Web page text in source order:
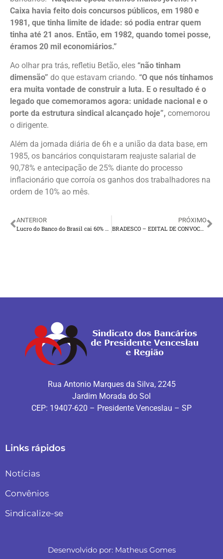
Caixa havia feito dois concursos públicos, em 1980 e
1981, que tinha limite de idade: só podia entrar quem
tinha até 21 anos. Então, em 1982, quando tomei posse,
éramos 20 mil economiários.”
Ao olhar pra trás, refletiu Betão, eles “não tinham
dimensão” do que estavam criando. “O que nós tínhamos
era muita vontade de construir a luta. E o resultado é o
legado que comemoramos agora: unidade nacional e o
porte da estrutura sindical alcançado hoje”, comemorou
o dirigente.
Além da jornada diária de 6h e a união da data base, em
1985, os bancários conquistaram reajuste salarial de
90,78% e antecipação de 25% diante do processo
inflacionário que corroía os ganhos dos trabalhadores na
ordem de 10% ao mês.
ANTERIOR
PRÓXIMO
Rua Antonio Marques da Silva, 2245
Jardim Morada do Sol
CEP: 19407-620 – Presidente Venceslau – SP
Links rápidos
Notícias
Convênios
Sindicalize-se
Desenvolvido por: Matheus Gomes